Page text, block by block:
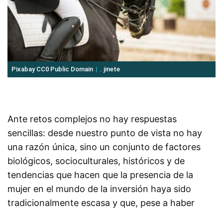
Pixabay CC0 Public Domain . jinete
Ante retos complejos no hay respuestas
sencillas: desde nuestro punto de vista no hay
una razón única, sino un conjunto de factores
biológicos, socioculturales, históricos y de
tendencias que hacen que la presencia de la
mujer en el mundo de la inversión haya sido
tradicionalmente escasa y que, pese a haber